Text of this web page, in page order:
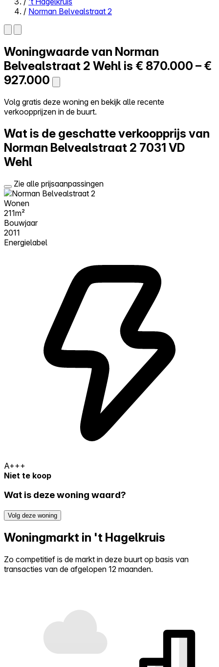
Zelf kopen
Alles-in-één
Reviews
Prijzen
Log in
Probeer Walter gratis
/ Norman Belvealstraat 2
Woningwaarde van Norman
Belvealstraat 2 Wehl is € 870.000 – €
927.000
Volg gratis deze woning en bekijk alle recente
verkoopprijzen in de buurt.
Wat is de geschatte verkoopprijs van
Norman Belvealstraat 2 7031 VD
Wehl
Zie alle prijsaanpassingen
Wonen
211m²
Bouwjaar
2011
Energielabel
A+++
Niet te koop
Wat is deze woning waard?
Volg deze woning
Woningmarkt in 't Hagelkruis
Zo competitief is de markt in deze buurt op basis van
transacties van de afgelopen 12 maanden.